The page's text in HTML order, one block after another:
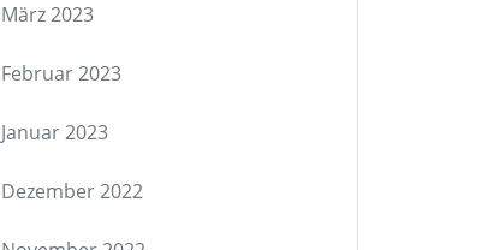
März 2023
Februar 2023
Januar 2023
Dezember 2022